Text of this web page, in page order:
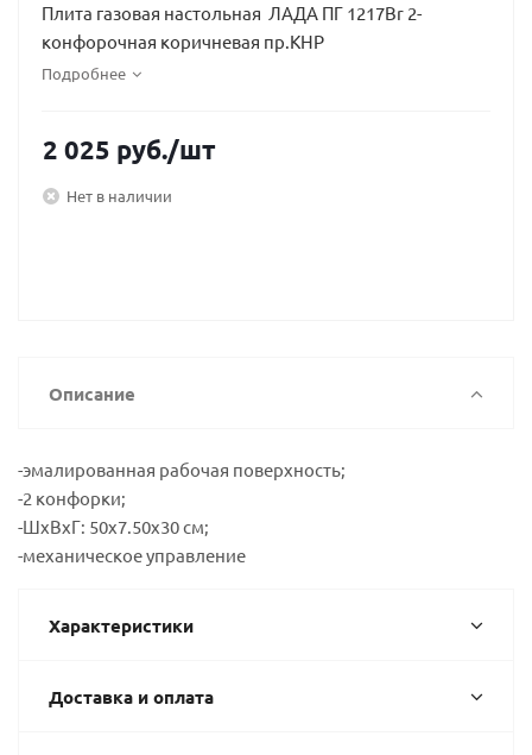
Плита газовая настольная ЛАДА ПГ 1217Br 2-
конфорочная коричневая пр.КНР
Подробнее
2 025 руб./шт
Нет в наличии
Описание
-эмалированная рабочая поверхность;
-2 конфорки;
-ШхВхГ: 50х7.50х30 см;
-механическое управление
Характеристики
Доставка и оплата